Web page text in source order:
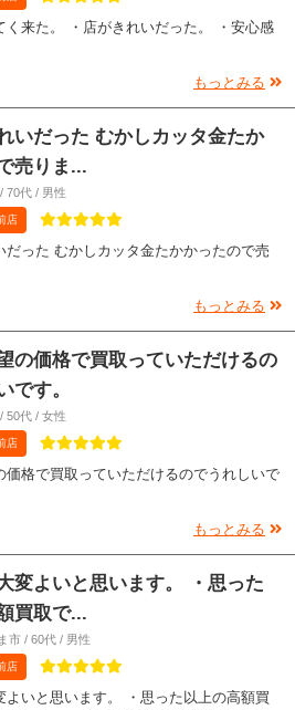
く来た。 ・店がきれいだった。 ・安心感
もっとみる
いだった むかしカッタ金たか
売りま...
70代 / 男性
店
だった むかしカッタ金たかかったので売
もっとみる
の価格で買取っていただけるの
です。
50代 / 女性
店
価格で買取っていただけるのでうれしいで
もっとみる
変よいと思います。 ・思った
買取で...
市 / 60代 / 男性
店
よいと思います。 ・思った以上の高額買